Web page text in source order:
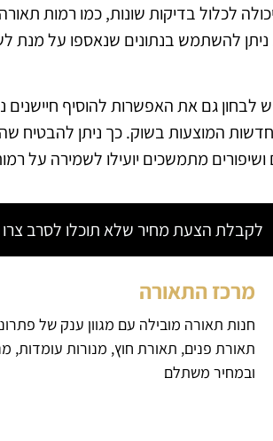
לכלול בדיקות שונות, כמו רמות
ניתן להשתמש בנתונים שנאספו על
לבחון גם את האפשרות להוסיף חיישנים
המוצעות בשוק. כך ניתן להבטיח
מתמשכים יועילו לשמירה על
לקבלת הצעת מחיר שלא תוכלו לסרב צרו
מרכז התאורה
חנות תאורה מובילה עם מגוון ענק של
תאורת פנים, תאורת חוץ, מנורות עומדות,
ובמחיר משתלם